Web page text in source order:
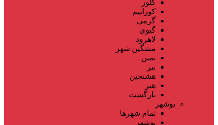
کلور
کوراییم
گرمی
گیوی
لاهرود
مشگین شهر
نمین
نیر
هشتجین
هیر
بازگشت
بوشهر
تمام شهر‌ها
بوشهر